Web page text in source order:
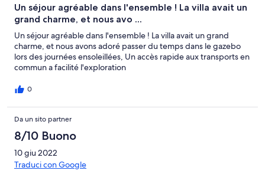
Un séjour agréable dans l'ensemble ! La villa avait un
grand charme, et nous avo ...
Un séjour agréable dans l'ensemble ! La villa avait un grand
charme, et nous avons adoré passer du temps dans le gazebo
lors des journées ensoleillées, Un accès rapide aux transports en
commun a facilité l'exploration
0
Da un sito partner
8/10 Buono
10 giu 2022
Traduci con Google